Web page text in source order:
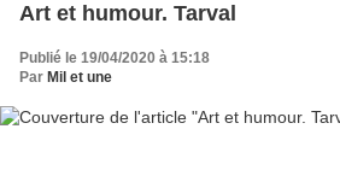
Art et humour. Tarval
Publié le 19/04/2020 à 15:18
Par Mil et une